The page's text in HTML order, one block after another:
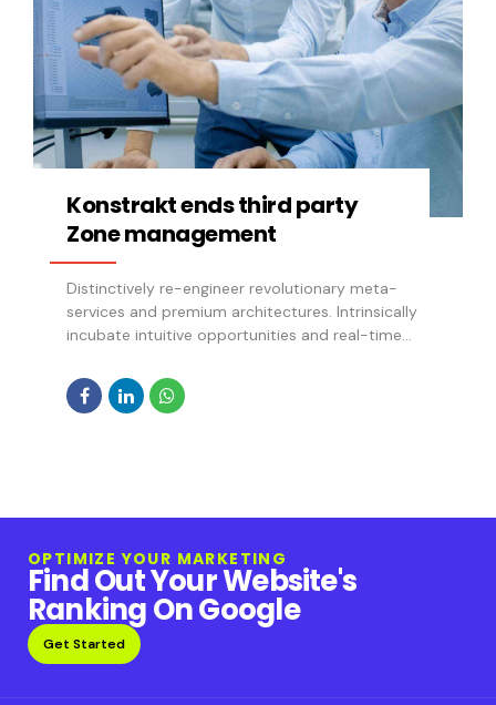
Konstrakt ends third party
Zone management
Distinctively re-engineer revolutionary meta-
services and premium architectures. Intrinsically
incubate intuitive opportunities and real-time
to-one technology after plug-and-play
networks.
OPTIMIZE YOUR MARKETING
Find Out Your Website's
Ranking On Google
Get Started